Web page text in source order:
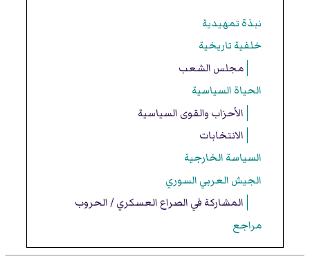
نبذة تمهيدية
خلفية تاريخية
مجلس الشعب
الحياة السياسية
الأحزاب والقوى السياسية
الانتخابات
السياسة الخارجية
الجيش العربي السوري
المشاركة في الصراع العسكري / الحروب
مراجع